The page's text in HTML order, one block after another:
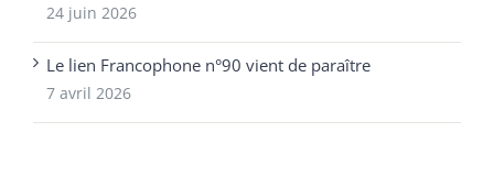
24 juin 2026
Le lien Francophone n°90 vient de paraître
7 avril 2026